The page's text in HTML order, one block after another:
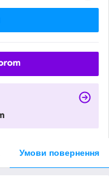
Умови повернення